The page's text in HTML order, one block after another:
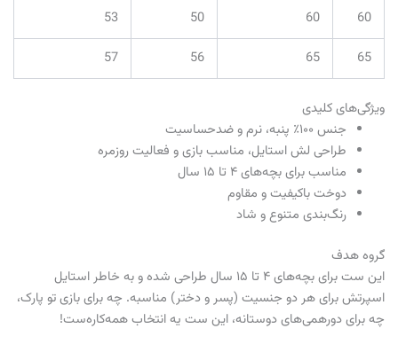
60
60
50
53
65
65
56
57
ویژگی‌های کلیدی
جنس ۱۰۰٪ پنبه، نرم و ضدحساسیت
طراحی لش استایل، مناسب بازی و فعالیت روزمره
مناسب برای بچه‌های ۴ تا ۱۵ سال
دوخت باکیفیت و مقاوم
رنگ‌بندی متنوع و شاد
گروه هدف
این ست برای بچه‌های ۴ تا ۱۵ سال طراحی شده و به خاطر استایل
اسپرتش برای هر دو جنسیت (پسر و دختر) مناسبه. چه برای بازی تو پارک،
چه برای دورهمی‌های دوستانه، این ست یه انتخاب همه‌کاره‌ست!